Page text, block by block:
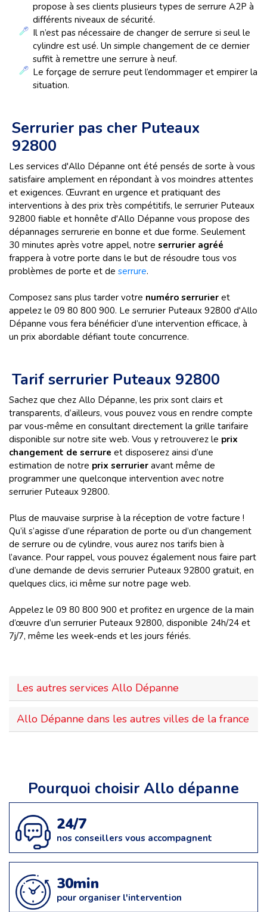
propose à ses clients plusieurs types de serrure A2P à
différents niveaux de sécurité.
Il n’est pas nécessaire de changer de serrure si seul le
cylindre est usé. Un simple changement de ce dernier
suffit à remettre une serrure à neuf.
Le forçage de serrure peut l’endommager et empirer la
situation.
Serrurier pas cher Puteaux
92800
Les services d'Allo Dépanne ont été pensés de sorte à vous
satisfaire amplement en répondant à vos moindres attentes
et exigences. Œuvrant en urgence et pratiquant des
interventions à des prix très compétitifs, le serrurier Puteaux
92800 fiable et honnête d'Allo Dépanne vous propose des
dépannages serrurerie en bonne et due forme. Seulement
30 minutes après votre appel, notre serrurier agréé
frappera à votre porte dans le but de résoudre tous vos
problèmes de porte et de serrure.
Composez sans plus tarder votre numéro serrurier et
appelez le 09 80 800 900. Le serrurier Puteaux 92800 d'Allo
Dépanne vous fera bénéficier d’une intervention efficace, à
un prix abordable défiant toute concurrence.
Tarif serrurier Puteaux 92800
Sachez que chez Allo Dépanne, les prix sont clairs et
transparents, d’ailleurs, vous pouvez vous en rendre compte
par vous-même en consultant directement la grille tarifaire
disponible sur notre site web. Vous y retrouverez le prix
changement de serrure et disposerez ainsi d’une
estimation de notre prix serrurier avant même de
programmer une quelconque intervention avec notre
serrurier Puteaux 92800.
Plus de mauvaise surprise à la réception de votre facture !
Qu’il s’agisse d’une réparation de porte ou d’un changement
de serrure ou de cylindre, vous aurez nos tarifs bien à
l’avance. Pour rappel, vous pouvez également nous faire part
d’une demande de devis serrurier Puteaux 92800 gratuit, en
quelques clics, ici même sur notre page web.
Appelez le 09 80 800 900 et profitez en urgence de la main
d’œuvre d’un serrurier Puteaux 92800, disponible 24h/24 et
7j/7, même les week-ends et les jours fériés.
Les autres services Allo Dépanne
Allo Dépanne dans les autres villes de la france
Pourquoi choisir Allo dépanne
24/7
nos conseillers vous accompagnent
30min
pour organiser l'intervention